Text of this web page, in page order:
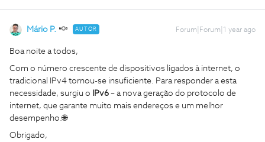
Mário P. AUTOR Forum|Forum|1 year ago
Boa noite a todos,
Com o número crescente de dispositivos ligados à internet, o
tradicional IPv4 tornou-se insuficiente. Para responder a esta
necessidade, surgiu o
IPv6 – a nova geração do protocolo de
internet, que garante muito mais endereços e um melhor
desempenho.🌐
Obrigado,